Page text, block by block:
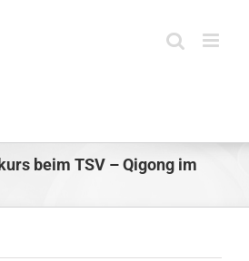
beim TSV – Qigong im